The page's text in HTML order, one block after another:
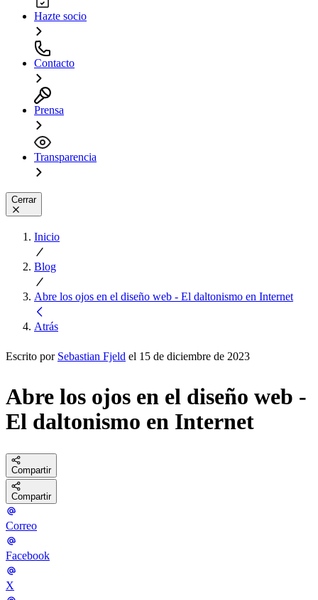
Hazte socio
Contacto
Prensa
Transparencia
Cerrar
Inicio
Blog
Abre los ojos en el diseño web - El daltonismo en Internet
Atrás
Escrito por Sebastian Fjeld el 15 de diciembre de 2023
Abre los ojos en el diseño web -
El daltonismo en Internet
Compartir
Compartir
Correo
Facebook
X